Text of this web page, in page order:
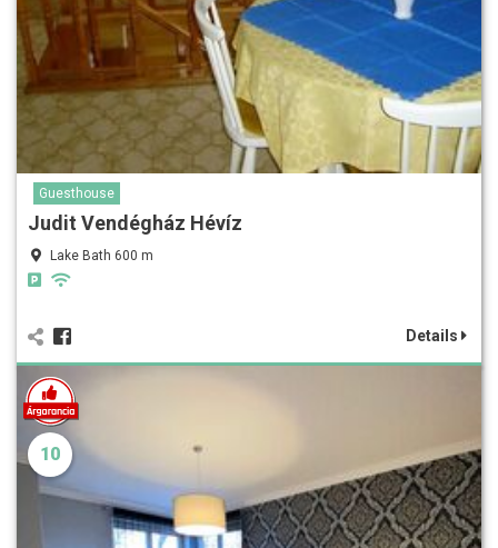
Guesthouse
Judit Vendégház Hévíz
Lake Bath 600 m
Details
10